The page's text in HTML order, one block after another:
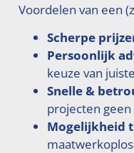
Voordelen van een
Scherpe
Persoonlijk
keuze van
Snelle &
projecten
Mogelijkheid